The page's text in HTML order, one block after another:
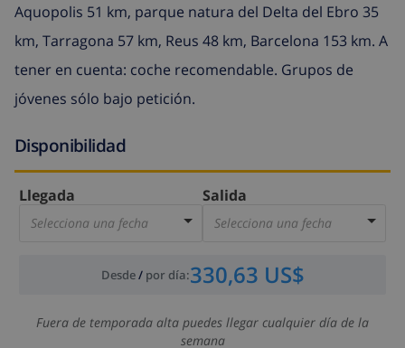
Aquopolis 51 km, parque natura del Delta del Ebro 35
km, Tarragona 57 km, Reus 48 km, Barcelona 153 km. A
tener en cuenta: coche recomendable. Grupos de
jóvenes sólo bajo petición.
Disponibilidad
Llegada
Selecciona una fecha
Salida
Selecciona una fecha
Desde/ por día:330,63 US$
Fuera de temporada alta puedes llegar cualquier día de la
semana